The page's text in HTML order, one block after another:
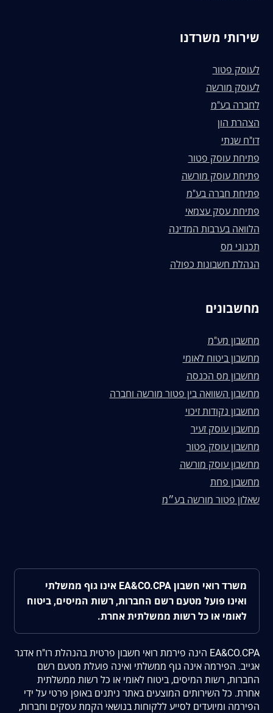
שירותי משרדנו
לעוסק פטור
לעוסק מורשה
לחברה בע"מ
הצהרת הון
דו"ח שנתי
פתיחת עוסק פטור
פתיחת עוסק מורשה
פתיחת חברה בע"מ
פתיחת עסק עצמאי
הלוואה בערבות המדינה
תכנוני מס
הנהלת חשבונות כפולה
מחשבונים
מחשבון מע"מ
מחשבון ביטוח לאומי
מחשבון מס הכנסה
מחשבון השוואה בין פטור מורשה וחברה
מחשבון נקודות זיכוי
מחשבון עוסק זעיר
מחשבון עוסק פטור
מחשבון עוסק מורשה
מחשבון פחת
שאלון פטור מורשה בע״מ
משרד רואי חשבון EA&CO.CPA אינו גוף ממשלתי
ואינו פועל מטעם רשם החברות, רשות המיסים, ביטוח
לאומי או כל רשות ממשלתית אחרת.
EA&CO.CPA הינה פירמת רואי חשבון פרטית בהנהלת רו"ח אדגר
אגייב. הפירמה אינה גוף ממשלתי ואינה פועלת מטעם רשם
החברות, רשות המיסים, ביטוח לאומי או כל רשות ממשלתית
אחרת. כל השירותים המוצעים באתר ניתנים באופן פרטי על ידי
הפירמה ומיועדים לסייע ללקוחות בנושאי הקמת עסקים וחברות,